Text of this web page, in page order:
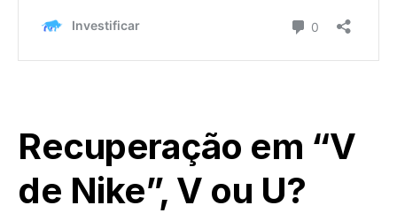
Recuperação em “V
de Nike”, V ou U?